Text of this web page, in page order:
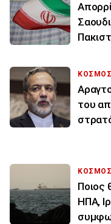
ΚΟΣΜΟΣ
του
ΚΟΣΜΟΣ
Ποιος
ΗΠΑ,